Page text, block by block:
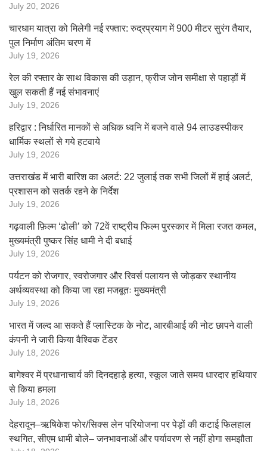
July 20, 2026
चारधाम यात्रा को मिलेगी नई रफ्तार: रुद्रप्रयाग में 900 मीटर सुरंग तैयार,
पुल निर्माण अंतिम चरण में
July 19, 2026
रेल की रफ्तार के साथ विकास की उड़ान, फ्रीज जोन समीक्षा से पहाड़ों में
खुल सकती हैं नई संभावनाएं
July 19, 2026
हरिद्वार : निर्धारित मानकों से अधिक ध्वनि में बजने वाले 94 लाउडस्पीकर
धार्मिक स्थलों से गये हटवाये
July 19, 2026
उत्तराखंड में भारी बारिश का अलर्ट: 22 जुलाई तक सभी जिलों में हाई अलर्ट,
प्रशासन को सतर्क रहने के निर्देश
July 19, 2026
गढ़वाली फ़िल्म ‘ढोली’ को 72वें राष्ट्रीय फिल्म पुरस्कार में मिला रजत कमल,
मुख्यमंत्री पुष्कर सिंह धामी ने दी बधाई
July 19, 2026
पर्यटन को रोजगार, स्वरोजगार और रिवर्स पलायन से जोड़कर स्थानीय
अर्थव्यवस्था को किया जा रहा मजबूतः मुख्यमंत्री
July 19, 2026
भारत में जल्द आ सकते हैं प्लास्टिक के नोट, आरबीआई की नोट छापने वाली
कंपनी ने जारी किया वैश्विक टेंडर
July 18, 2026
बागेश्वर में प्रधानाचार्य की दिनदहाड़े हत्या, स्कूल जाते समय धारदार हथियार
से किया हमला
July 18, 2026
देहरादून–ऋषिकेश फोर/सिक्स लेन परियोजना पर पेड़ों की कटाई फिलहाल
स्थगित, सीएम धामी बोले– जनभावनाओं और पर्यावरण से नहीं होगा समझौता